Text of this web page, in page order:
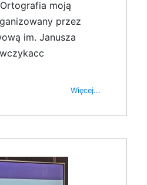
moją
przez
im. Janusza
Więcej...